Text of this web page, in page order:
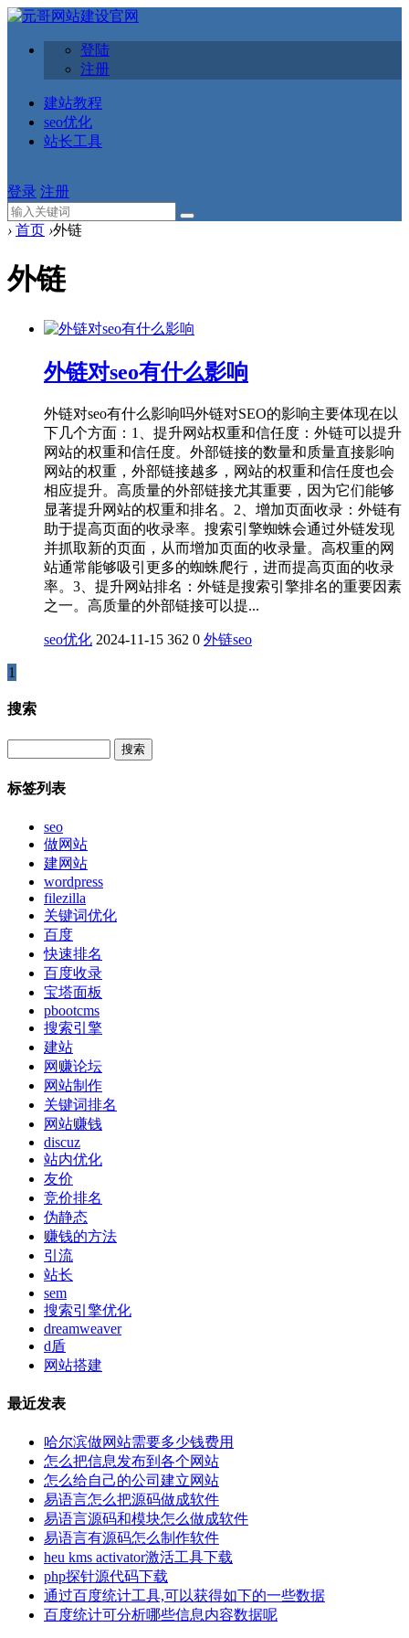
登陆
注册
建站教程
seo优化
站长工具
登录 注册
› 首页 ›外链
外链
外链对seo有什么影响
外链对seo有什么影响吗外链对SEO的影响主要体现在以
下几个方面：1、提升网站权重和信任度：外链可以提升
网站的权重和信任度。外部链接的数量和质量直接影响
网站的权重，外部链接越多，网站的权重和信任度也会
相应提升。高质量的外部链接尤其重要，因为它们能够
显著提升网站的权重和排名。2、增加页面收录：外链有
助于提高页面的收录率。搜索引擎蜘蛛会通过外链发现
并抓取新的页面，从而增加页面的收录量。高权重的网
站通常能够吸引更多的蜘蛛爬行，进而提高页面的收录
率。3、提升网站排名：外链是搜索引擎排名的重要因素
之一。高质量的外部链接可以提...
seo优化 2024-11-15 362 0 外链seo
1
搜索
标签列表
seo
做网站
建网站
wordpress
filezilla
关键词优化
百度
快速排名
百度收录
宝塔面板
pbootcms
搜索引擎
建站
网赚论坛
网站制作
关键词排名
网站赚钱
discuz
站内优化
友价
竞价排名
伪静态
赚钱的方法
引流
站长
sem
搜索引擎优化
dreamweaver
d盾
网站搭建
最近发表
哈尔滨做网站需要多少钱费用
怎么把信息发布到各个网站
怎么给自己的公司建立网站
易语言怎么把源码做成软件
易语言源码和模块怎么做成软件
易语言有源码怎么制作软件
heu kms activator激活工具下载
php探针源代码下载
通过百度统计工具,可以获得如下的一些数据
百度统计可分析哪些信息内容数据呢